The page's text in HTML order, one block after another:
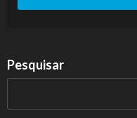
Pesquisar